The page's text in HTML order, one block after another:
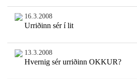
16.3.2008
Urriðinn sér í lit
13.3.2008
Hvernig sér urriðinn OKKUR?